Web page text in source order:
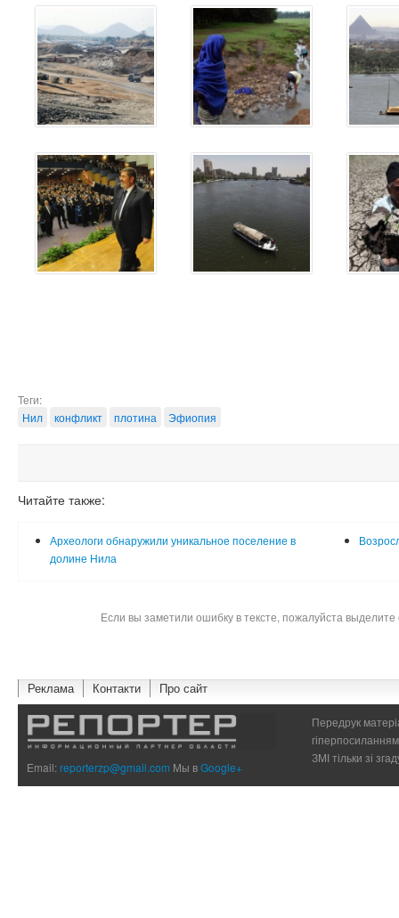
Теги:
Нил
конфликт плотина Эфиопия
Читайте также:
Археологи обнаружили уникальное поселение в
долине Нила
Если вы заметили ошибку в тексте, пожалуйста
Реклама Контакти Про сайт
Email:reporterzp@gmail.com Мы вGoogle+
Передрук
ЗМІ тільки зі